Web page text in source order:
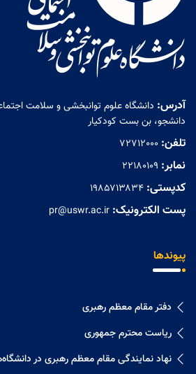
آدرس: دانشگاه علوم توانبخشی و سلامت
دانشجو، بن بست کودکیار
تلفن: 72712000
نمابر: ۲۲۱۸۰۱۰۹
کدپستی: ۱۹۸۵۷۱۳۸۳۴
پست الکترونیک: pr@uswr.ac.ir
پیوندها
دفتر مقام معظم رهبری
ریاست محترم جمهوری
نهاد نمايندگی مقام معظم رهبری در